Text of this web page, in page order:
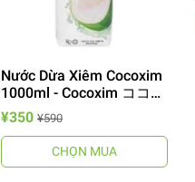
Nước Dừa Xiêm Cocoxim
1000ml - Cocoxim ココナ
ッツウォーター
¥350 ¥590
CHỌN MUA